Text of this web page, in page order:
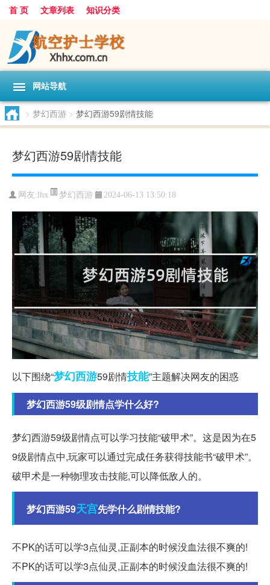
首 页 文章列表 知识分类
网站导航
> 梦幻西游 > 梦幻西游59剧情技能
梦幻西游59剧情技能
网友: lhx 梦幻西游 2024-06-13 13:50:18
以下围绕“梦幻西游59剧情技能”主题解决网友的困惑
梦幻西游59级剧情点学什么好?
梦幻西游59级剧情点可以学习技能“破甲术”。这是因为在5
9级剧情点中,玩家可以通过完成任务获得技能书“破甲术”。
破甲术是一种物理攻击技能,可以降低敌人的。
梦幻西游59天宫先学什么剧情技能?
不PK的话可以学3点仙灵,正副本的时候没血法很不爽的!
不PK的话可以学3点仙灵,正副本的时候没血法很不爽的!